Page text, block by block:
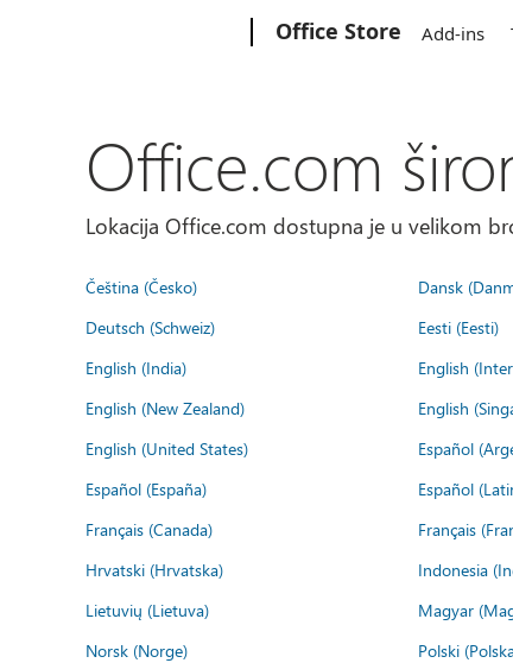
Office Store Add-ins
Office.com
Lokacija Office.com dostupna je u velikom
Čeština (Česko) Dansk
Deutsch (Schweiz)
Eesti (Eesti)
English (India)
English
English (New Zealand)
English
English (United States)
Español
Español (España)
Español
Français (Canada)
Français
Hrvatski (Hrvatska)
Indonesia
Lietuvių (Lietuva)
Magyar
Norsk (Norge)
Polski